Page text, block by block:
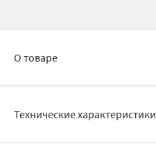
О товаре
Технические характеристики